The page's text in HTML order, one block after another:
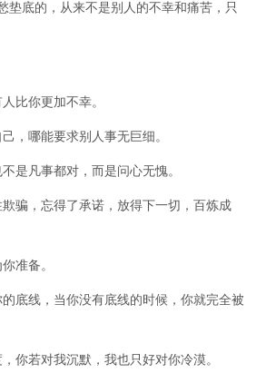
垫底的，从来不是别人的不幸和痛苦，只
比你更加不幸。
，哪能要求别人事无巨细。
是凡事都对，而是问心无愧。
骗，忘得了承诺，放得下一切，百炼成
准备。
底线，当你没有底线的时候，你就完全被
你若对我沉默，我也只好对你冷漠。